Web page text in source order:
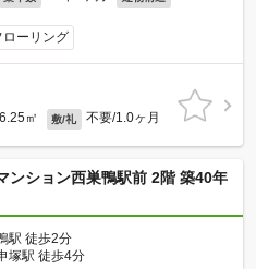
ローリング
㎡ 敷/礼 不要/1.0ヶ月
ンション西巣鴨駅前 2階 築40年
駅 徒歩2分
塚駅 徒歩4分